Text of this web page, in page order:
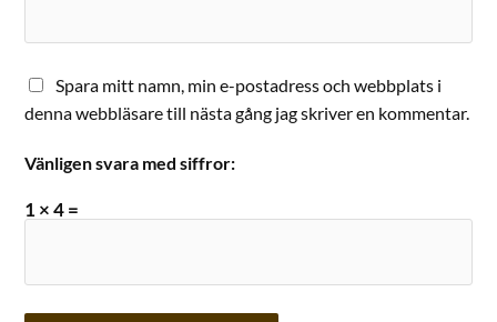
Spara mitt namn, min e-postadress och webbplats i
denna webbläsare till nästa gång jag skriver en kommentar.
Vänligen svara med siffror:
1 × 4 =